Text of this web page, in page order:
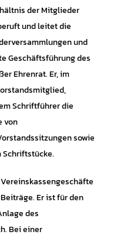
der Mitglieder
und leitet die
und
Geschäftsführung des
Ehrenrat. Er, im
Schriftführer die
von
sowie
Er ist für den
des
Bei einer